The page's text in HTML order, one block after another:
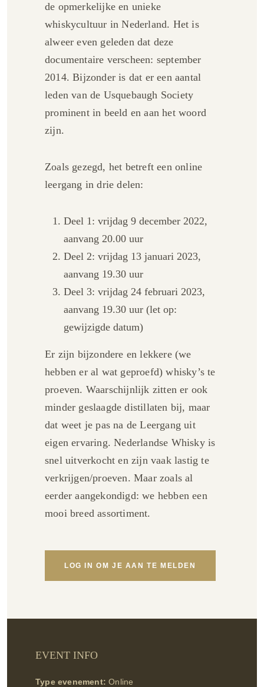
de opmerkelijke en unieke
whiskycultuur in Nederland. Het is
alweer even geleden dat deze
documentaire verscheen: september
2014. Bijzonder is dat er een aantal
leden van de Usquebaugh Society
prominent in beeld en aan het woord
zijn.
Zoals gezegd, het betreft een online
leergang in drie delen:
Deel 1: vrijdag 9 december 2022,
aanvang 20.00 uur
Deel 2: vrijdag 13 januari 2023,
aanvang 19.30 uur
Deel 3: vrijdag 24 februari 2023,
aanvang 19.30 uur (let op:
gewijzigde datum)
Er zijn bijzondere en lekkere (we
hebben er al wat geproefd) whisky’s te
proeven. Waarschijnlijk zitten er ook
minder geslaagde distillaten bij, maar
dat weet je pas na de Leergang uit
eigen ervaring. Nederlandse Whisky is
snel uitverkocht en zijn vaak lastig te
verkrijgen/proeven. Maar zoals al
eerder aangekondigd: we hebben een
mooi breed assortiment.
LOG IN OM JE AAN TE MELDEN
EVENT INFO
Type evenement: Online